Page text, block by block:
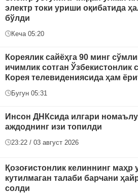
электр токи уриши оқибатида
бўлди
Кеча 05:20
Кореялик сайёҳга 90 минг
ичимлик сотган Ўзбекистонлик
Корея телевидениясида ҳам
Бугун 05:31
Инсон ДНКсида илгари
аждоднинг изи топилди
23:22 / 03 август 2026
Қозоғистонлик келиннинг маҳр
кутилмаган талаби барчани
солди